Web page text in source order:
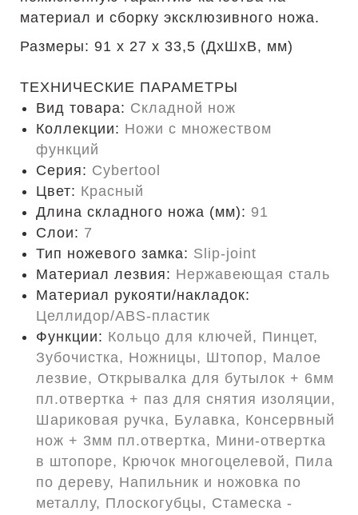
материал и сборку эксклюзивного ножа.
Размеры: 91 х 27 х 33,5 (ДхШхВ, мм)
ТЕХНИЧЕСКИЕ ПАРАМЕТРЫ
Вид товара: Складной нож
Коллекции: Ножи с множеством
функций
Серия: Cybertool
Цвет: Красный
Длина складного ножа (мм): 91
Слои: 7
Тип ножевого замка: Slip-joint
Материал лезвия: Нержавеющая сталь
Материал рукояти/накладок:
Целлидор/ABS-пластик
Функции: Кольцо для ключей, Пинцет,
Зубочистка, Ножницы, Штопор, Малое
лезвие, Открывалка для бутылок + 6мм
пл.отвертка + паз для снятия изоляции,
Шариковая ручка, Булавка, Консервный
нож + 3мм пл.отвертка, Мини-отвертка
в штопоре, Крючок многоцелевой, Пила
по дереву, Напильник и ножовка по
металлу, Плоскогубцы, Стамеска -